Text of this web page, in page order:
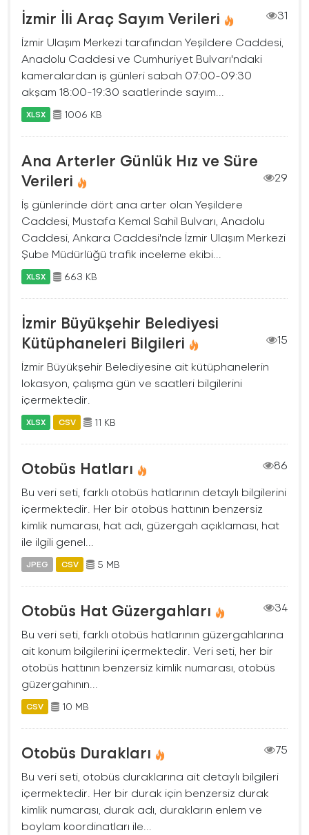
İzmir İli Araç Sayım Verileri
31
İzmir Ulaşım Merkezi tarafından Yeşildere Caddesi,
Anadolu Caddesi ve Cumhuriyet Bulvarı'ndaki
kameralardan iş günleri sabah 07:00-09:30
akşam 18:00-19:30 saatlerinde sayım...
XLSX 1006 KB
Ana Arterler Günlük Hız ve Süre
Verileri
29
İş günlerinde dört ana arter olan Yeşildere
Caddesi, Mustafa Kemal Sahil Bulvarı, Anadolu
Caddesi, Ankara Caddesi'nde İzmir Ulaşım Merkezi
Şube Müdürlüğü trafik inceleme ekibi...
XLSX 663 KB
İzmir Büyükşehir Belediyesi
Kütüphaneleri Bilgileri
15
İzmir Büyükşehir Belediyesine ait kütüphanelerin
lokasyon, çalışma gün ve saatleri bilgilerini
içermektedir.
XLSX CSV 11 KB
Otobüs Hatları
86
Bu veri seti, farklı otobüs hatlarının detaylı bilgilerini
içermektedir. Her bir otobüs hattının benzersiz
kimlik numarası, hat adı, güzergah açıklaması, hat
ile ilgili genel...
JPEG CSV 5 MB
Otobüs Hat Güzergahları
34
Bu veri seti, farklı otobüs hatlarının güzergahlarına
ait konum bilgilerini içermektedir. Veri seti, her bir
otobüs hattının benzersiz kimlik numarası, otobüs
güzergahının...
CSV 10 MB
Otobüs Durakları
75
Bu veri seti, otobüs duraklarına ait detaylı bilgileri
içermektedir. Her bir durak için benzersiz durak
kimlik numarası, durak adı, durakların enlem ve
boylam koordinatları ile...